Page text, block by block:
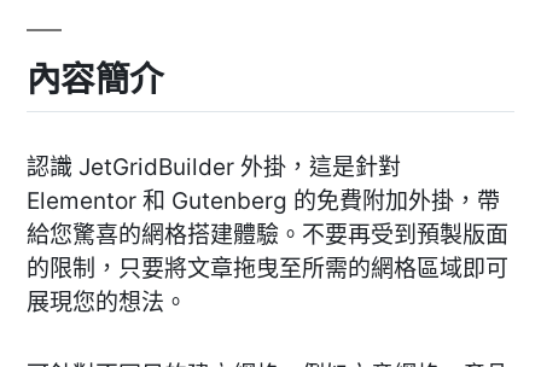
內容簡介
認識 JetGridBuilder 外掛，這是針對
Elementor 和 Gutenberg 的免費附加外掛，帶
給您驚喜的網格搭建體驗。不要再受到預製版面
的限制，只要將文章拖曳至所需的網格區域即可
展現您的想法。